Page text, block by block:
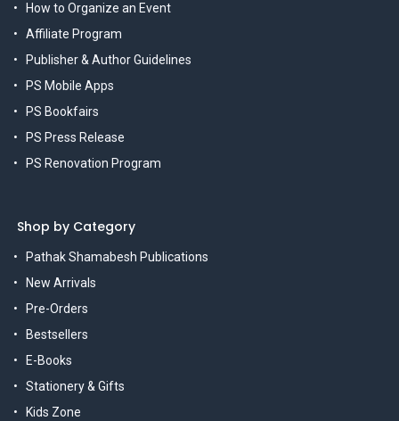
How to Organize an Event
Affiliate Program
Publisher & Author Guidelines
PS Mobile Apps
PS Bookfairs
PS Press Release
PS Renovation Program
Shop by Category
Pathak Shamabesh Publications
New Arrivals
Pre-Orders
Bestsellers
E-Books
Stationery & Gifts
Kids Zone